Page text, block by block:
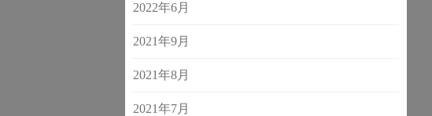
2022年6月
2021年9月
2021年8月
2021年7月